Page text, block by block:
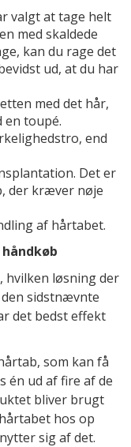
valgt at tage helt
med skaldede
kan du rage det
ud, at du har
med det hår,
en toupé.
end
Det er
der kræver nøje
af hårtabet.
løsning der
sidstnævnte
det bedst effekt
som kan få
én ud af fire af de
bliver brugt
hos op
sig af det.